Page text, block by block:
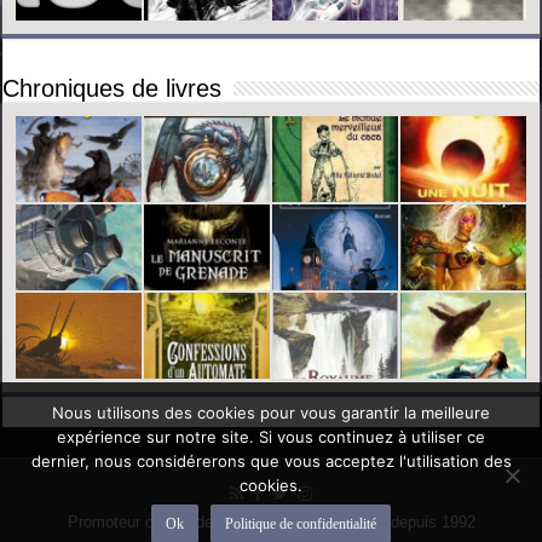
Chroniques de livres
Promoteur officiel des mondes de l'imaginaire depuis 1992
Nous utilisons des cookies pour vous garantir la meilleure
expérience sur notre site. Si vous continuez à utiliser ce
dernier, nous considérerons que vous acceptez l'utilisation des
cookies.
Ok Politique de confidentialité